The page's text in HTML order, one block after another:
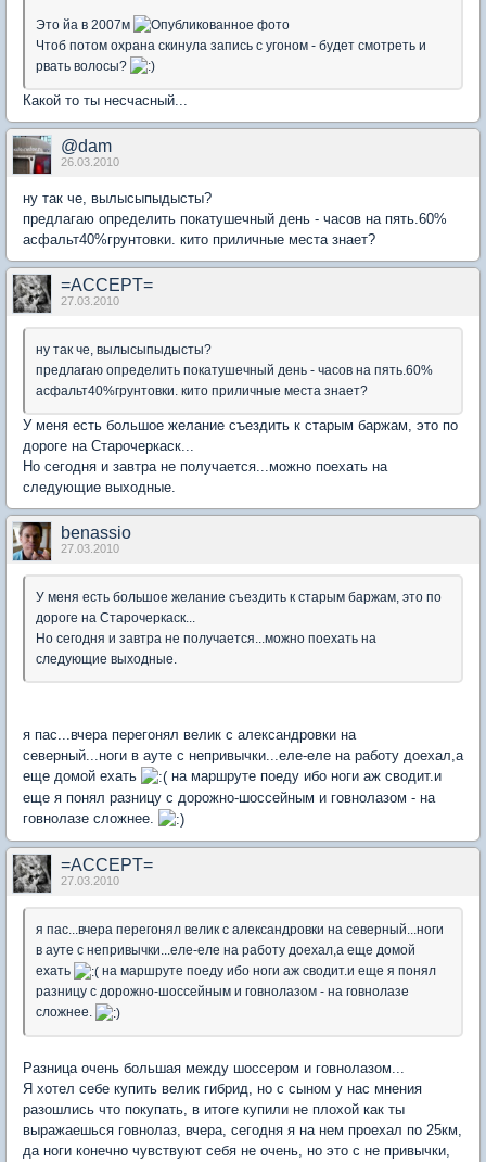
Это йа в 2007м
Чтоб потом охрана скинула запись с угоном - будет смотреть и
рвать волосы?
Какой то ты несчасный...
@dam
26.03.2010
ну так че, вылысыпыдысты?
предлагаю определить покатушечный день - часов на пять.60%
асфальт40%грунтовки. кито приличные места знает?
=ACCEPT=
27.03.2010
ну так че, вылысыпыдысты?
предлагаю определить покатушечный день - часов на пять.60%
асфальт40%грунтовки. кито приличные места знает?
У меня есть большое желание съездить к старым баржам, это по
дороге на Старочеркаск...
Но сегодня и завтра не получается...можно поехать на
следующие выходные.
benassio
27.03.2010
У меня есть большое желание съездить к старым баржам, это по
дороге на Старочеркаск...
Но сегодня и завтра не получается...можно поехать на
следующие выходные.
я пас...вчера перегонял велик с александровки на
северный...ноги в ауте с непривычки...еле-еле на работу доехал,а
еще домой ехать
на маршруте поеду ибо ноги аж сводит.и
еще я понял разницу с дорожно-шоссейным и говнолазом - на
говнолазе сложнее.
=ACCEPT=
27.03.2010
я пас...вчера перегонял велик с александровки на северный...ноги
в ауте с непривычки...еле-еле на работу доехал,а еще домой
ехать
на маршруте поеду ибо ноги аж сводит.и еще я понял
разницу с дорожно-шоссейным и говнолазом - на говнолазе
сложнее.
Разница очень большая между шоссером и говнолазом...
Я хотел себе купить велик гибрид, но с сыном у нас мнения
разошлись что покупать, в итоге купили не плохой как ты
выражаешься говнолаз, вчера, сегодня я на нем проехал по 25км,
да ноги конечно чувствуют себя не очень, но это с не привычки,